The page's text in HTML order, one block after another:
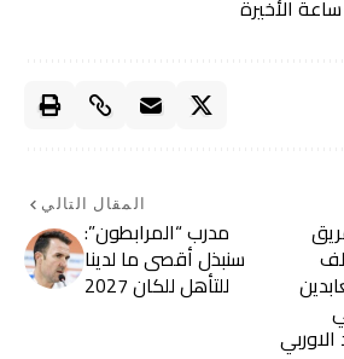
الأخيرة
الاوربي
المقال التالي
مدرب “المرابطون”:
سنبذل أقصى ما لدينا
للتأهل للكان 2027